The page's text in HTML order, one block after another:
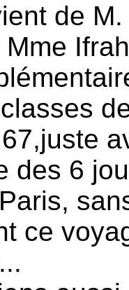
de
des 6
ce